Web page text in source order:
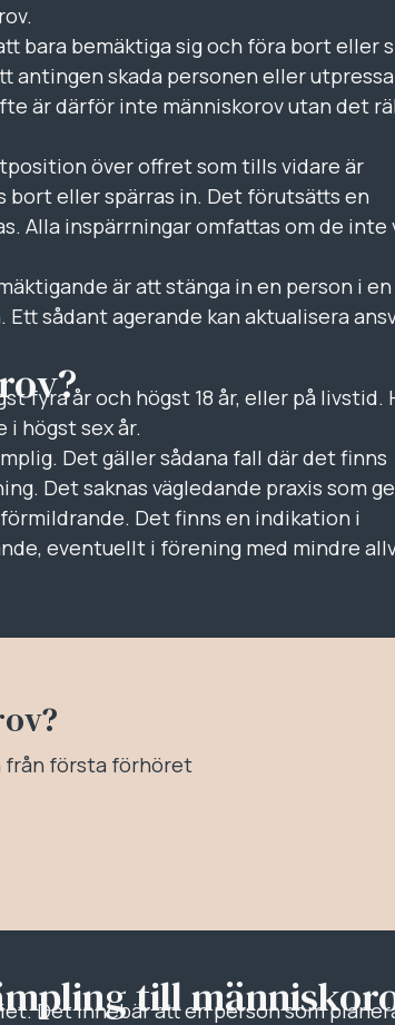
bara bemäktiga sig och föra bort eller
antingen skada personen eller utpressa
är därför inte människorov utan det
över offret som tills vidare är
eller spärras in. Det förutsätts en
Alla inspärrningar omfattas om de inte
är att stänga in en person i en
sådant agerande kan aktualisera
fyra år och högst 18 år, eller på livstid.
högst sex år.
Det gäller sådana fall där det finns
Det saknas vägledande praxis som
Det finns en indikation i
eventuellt i förening med mindre
från första förhöret
till
Det innebär att en person som